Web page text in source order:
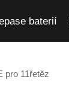
baterií
pro 11řetěz